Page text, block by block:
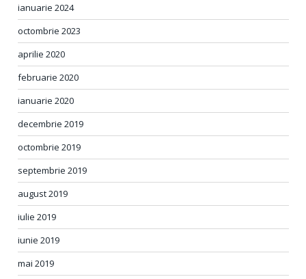
ianuarie 2024
octombrie 2023
aprilie 2020
februarie 2020
ianuarie 2020
decembrie 2019
octombrie 2019
septembrie 2019
august 2019
iulie 2019
iunie 2019
mai 2019